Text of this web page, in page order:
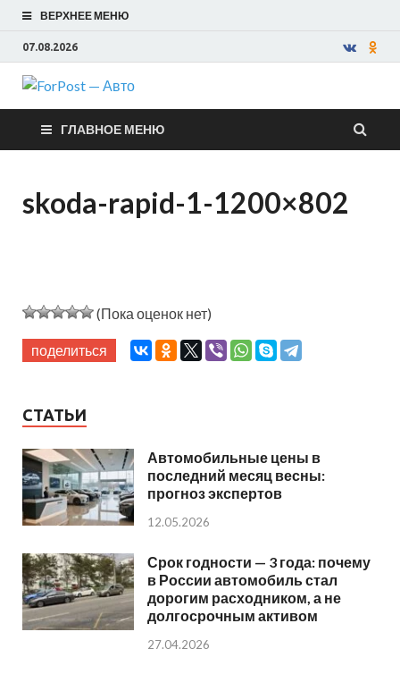
ВЕРХНЕЕ МЕНЮ
07.08.2026
ForPost —
Авто
ГЛАВНОЕ МЕНЮ
skoda-rapid-1-1200×802
(Пока оценок нет)
поделиться
СТАТЬИ
Автомобильные цены в
последний месяц весны:
прогноз экспертов
12.05.2026
Срок годности — 3 года: почему
в России автомобиль стал
дорогим расходником, а не
долгосрочным активом
27.04.2026